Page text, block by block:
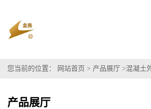
您当前的位置： 网站首页 > 产品展厅 >混凝土
产品展厅